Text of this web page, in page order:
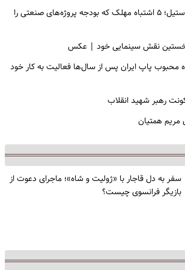
پشت‌پرده بازار لوله استیل؛ ۵ اشتباه مهلک که بودجه پروژه‌های صنعتی را
نخستین نقش سینمایی خود |‌ عکس
محبوب پاپ ایران پس از سال‌ها فعالیت به کار خود
رهبر شهید انقلاب
مریم همتیان
سفر به دل قاجار با «ژولیت و شاه»؛ ماجرای دعوت از
‌بازیگر فرانسوی چیست؟